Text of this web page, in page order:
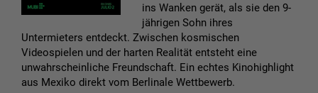
ins Wanken gerät, als sie den 9-
jährigen Sohn ihres
Untermieters entdeckt. Zwischen kosmischen
Videospielen und der harten Realität entsteht eine
unwahrscheinliche Freundschaft. Ein echtes Kinohighlight
aus Mexiko direkt vom Berlinale Wettbewerb.